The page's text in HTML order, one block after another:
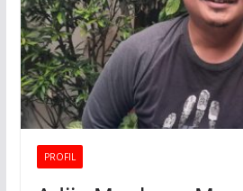
PROFIL